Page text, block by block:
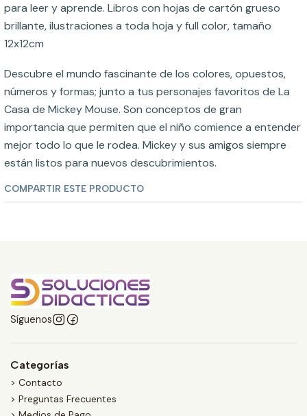
para leer y aprende. Libros con hojas de cartón grueso
brillante, ilustraciones a toda hoja y full color, tamaño
12x12cm
Descubre el mundo fascinante de los colores, opuestos,
números y formas; junto a tus personajes favoritos de La
Casa de Mickey Mouse. Son conceptos de gran
importancia que permiten que el niño comience a entender
mejor todo lo que le rodea. Mickey y sus amigos siempre
están listos para nuevos descubrimientos.
COMPARTIR ESTE PRODUCTO
Síguenos
Categorías
> Contacto
> Preguntas Frecuentes